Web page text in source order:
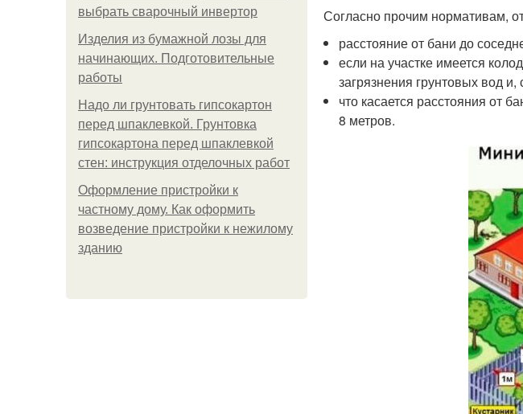
выбрать сварочный инвертор
Изделия из бумажной лозы для
начинающих. Подготовительные
работы
Надо ли грунтовать гипсокартон
перед шпаклевкой. Грунтовка
гипсокартона перед шпаклевкой
стен: инструкция отделочных работ
Оформление пристройки к
частному дому. Как оформить
возведение пристройки к нежилому
зданию
Согласно прочим нормативам,
расстояние от бани до
если на участке имеется
загрязнения грунтовых вод
что касается расстояния от
8 метров.